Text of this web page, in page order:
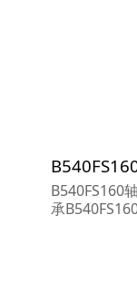
B540FS160
承